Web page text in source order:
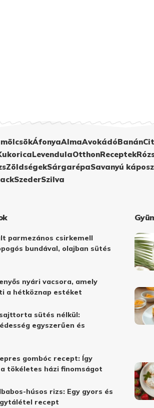
ÁfonyaAlmaAvokádóBanán
LevendulaOtthonReceptek
ZöldségekSárgarépaSavanyú
SzederSzilva
parmezános csirkemell
bundával, olajban sütés
nyári vacsora, amely
a hétköznap estéket
sütés nélkül:
egyszerűen és
gombóc recept: Így
tökéletes házi finomságot
húsos rizs: Egy gyors és
recept